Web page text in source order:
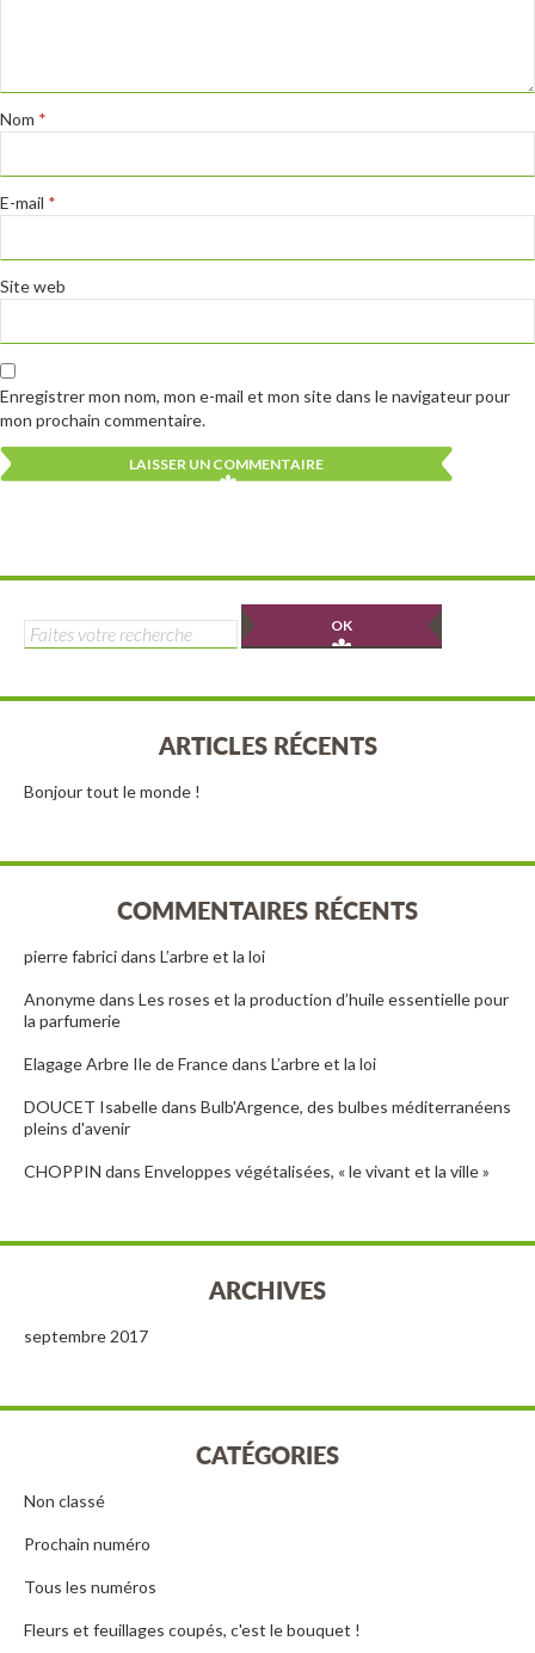
Nom *
E-mail *
Site web
Enregistrer mon nom, mon e-mail et mon site dans le navigateur pour
mon prochain commentaire.
Rechercher :
ARTICLES RÉCENTS
Bonjour tout le monde !
COMMENTAIRES RÉCENTS
pierre fabricidans L’arbre et la loi
Anonymedans Les roses et la production d’huile essentielle pour
la parfumerie
Elagage Arbre Ile de Francedans L’arbre et la loi
DOUCET Isabelledans Bulb'Argence, des bulbes méditerranéens
pleins d'avenir
CHOPPIN dans Enveloppes végétalisées, « le vivant et la ville »
ARCHIVES
septembre 2017
CATÉGORIES
Non classé
Prochain numéro
Tous les numéros
Fleurs et feuillages coupés, c'est le bouquet !